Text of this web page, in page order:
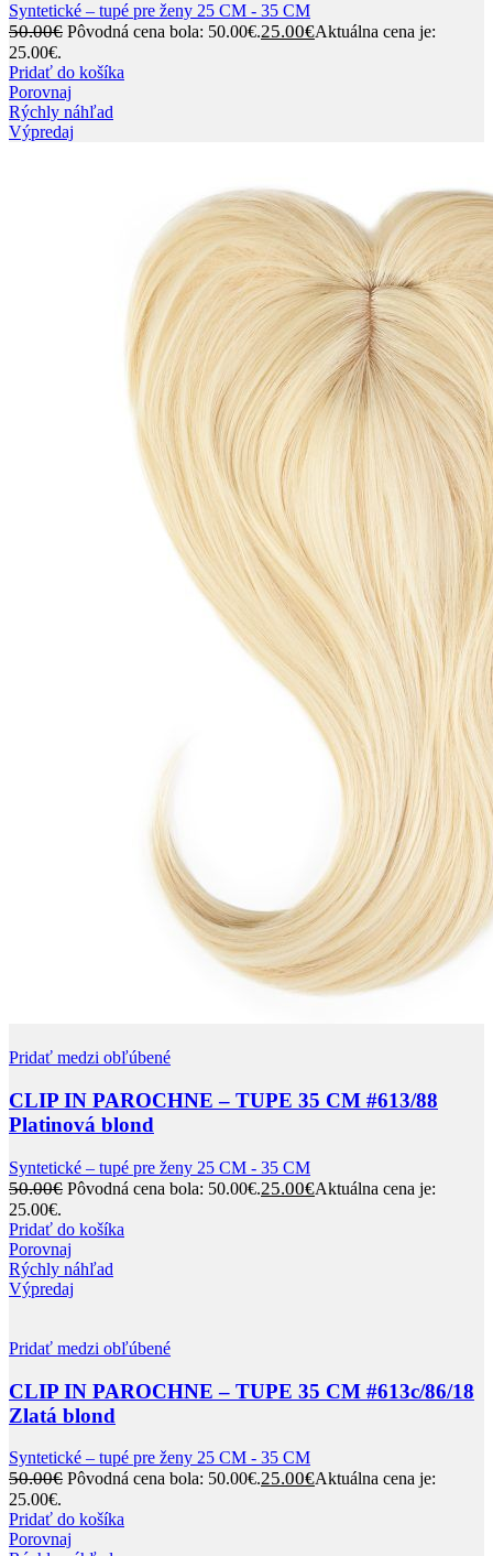
Syntetické – tupé pre ženy 25 CM - 35 CM
50.00€ Pôvodná cena bola: 50.00€.25.00€Aktuálna cena je:
25.00€.
Pridať do košíka
Porovnaj
Rýchly náhľad
Výpredaj
Pridať medzi obľúbené
CLIP IN PAROCHNE – TUPE 35 CM #613/88
Platinová blond
Syntetické – tupé pre ženy 25 CM - 35 CM
50.00€ Pôvodná cena bola: 50.00€.25.00€Aktuálna cena je:
25.00€.
Pridať do košíka
Porovnaj
Rýchly náhľad
Výpredaj
Pridať medzi obľúbené
CLIP IN PAROCHNE – TUPE 35 CM #613c/86/18
Zlatá blond
Syntetické – tupé pre ženy 25 CM - 35 CM
50.00€ Pôvodná cena bola: 50.00€.25.00€Aktuálna cena je:
25.00€.
Pridať do košíka
Porovnaj